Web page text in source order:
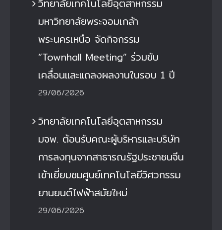
มหาวิทยาลัยพระจอมเกล้า
พระนครเหนือ จัดกิจกรรม
“Townhall Meeting” ร่วมขับ
เคลื่อนและแถลงผลงานในรอบ 1 ปี
29/06/2026
วิทยาลัยเทคโนโลยีอุตสาหกรรม
มจพ. ต้อนรับคณะผู้บริหารและบริษัท
การลงทุนจากสาธารณรัฐประชาชนจีน
เข้าเยี่ยมชมศูนย์เทคโนโลยีวิศวกรรม
ยานยนต์ไฟฟ้าสมัยใหม่
29/06/2026